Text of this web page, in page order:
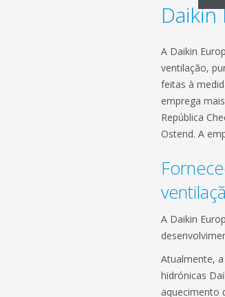
Daikin
A Daikin
ventilação,
feitas à
emprega
República
Ostend. A
A Daikin
Atualmente,
hidrónicas
aquecimento